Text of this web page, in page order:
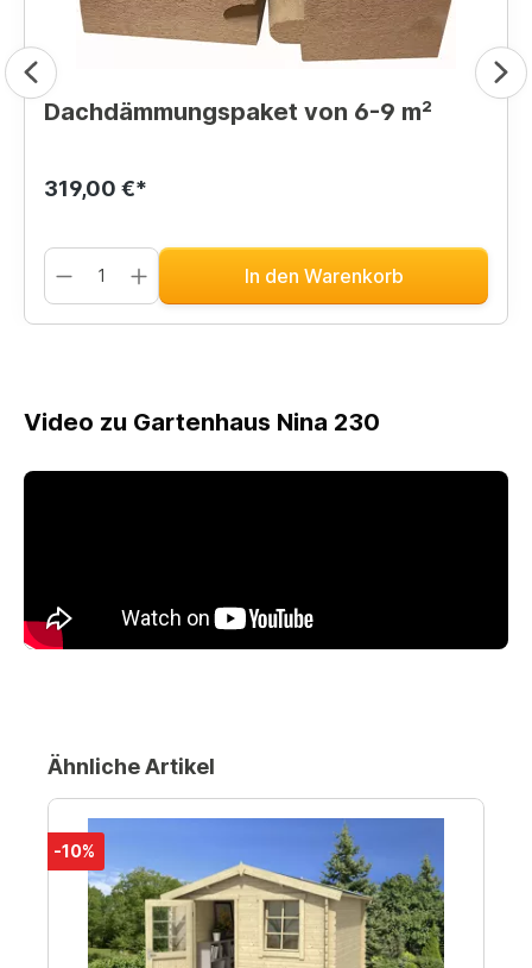
Dachdämmungspaket von 6-9 m²
319,00 €*
In den Warenkorb
Video zu Gartenhaus Nina 230
Ähnliche Artikel
-10%